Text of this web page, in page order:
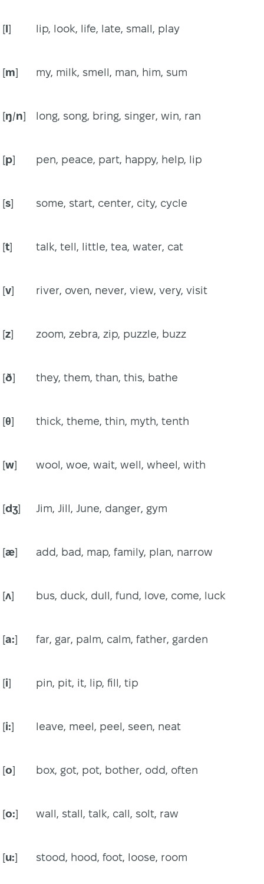
[l] lip, look, life, late, small, play
[m] my, milk, smell, man, him, sum
[ŋ/n] long, song, bring, singer, win, ran
[p] pen, peace, part, happy, help, lip
[s] some, start, center, city, cycle
[t] talk, tell, little, tea, water, cat
[v] river, oven, never, view, very, visit
[z] zoom, zebra, zip, puzzle, buzz
[ð] they, them, than, this, bathe
[θ] thick, theme, thin, myth, tenth
[w] wool, woe, wait, well, wheel, with
[dʒ] Jim, Jill, June, danger, gym
[æ] add, bad, map, family, plan, narrow
[ʌ] bus, duck, dull, fund, love, come, luck
[a:] far, gar, palm, calm, father, garden
[i] pin, pit, it, lip, fill, tip
[i:] leave, meel, peel, seen, neat
[o] box, got, pot, bother, odd, often
[o:] wall, stall, talk, call, solt, raw
[u:] stood, hood, foot, loose, room